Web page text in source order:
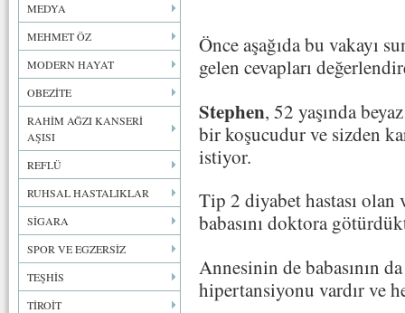
MEDYA
MEHMET ÖZ
MODERN HAYAT
OBEZİTE
RAHİM AĞZI KANSERİ
AŞISI
REFLÜ
RUHSAL HASTALIKLAR
SİGARA
SPOR VE EGZERSİZ
TEŞHİS
TİROİT
Önce aşağıda bu vakayı
gelen cevapları
Stephen, 52 yaşında
bir koşucudur ve sizden
istiyor.
Tip 2 diyabet hastası
babasını doktora
Annesinin de babasının
hipertansiyonu vardır ve